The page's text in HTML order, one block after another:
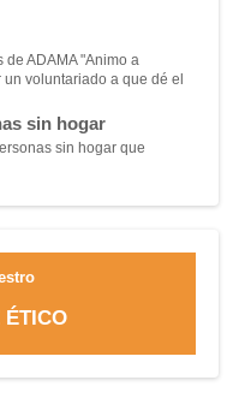
de ADAMA "Animo a
voluntariado a que dé el
sin hogar
sin hogar que
ÉTICO